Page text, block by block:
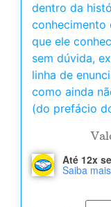
dentro da
conhecimento
que ele
sem dúvida,
linha de
como ainda
(do prefácio
Até 12x
Saiba mais